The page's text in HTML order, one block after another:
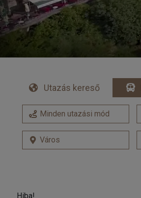
Utazás kereső
Hiba!